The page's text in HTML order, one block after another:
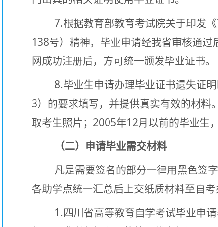
7.根据教育部教育考试院关于印发
138号）精神，毕业申请经我省审核通
网成功注册后，方可统一颁发毕业证书。
8.毕业生申请办理毕业证书遗失证
3）的要求填写，并提供真实有效的材料
取考生照片； 2005年12月以前的毕业生
（二）申请毕业需交材料
凡是需要签名的部分一律用黑色签
各助学点统一汇总后上交纸质材料至自
1.四川省高等教育自学考试毕业申